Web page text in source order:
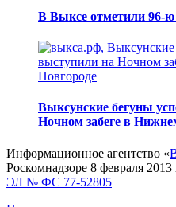
В Выксе отметили 96-
Выксунские бегуны
Ночном забеге в
Информационное агентство «
Роскомнадзоре 8 февраля
ЭЛ № ФС 77-52805